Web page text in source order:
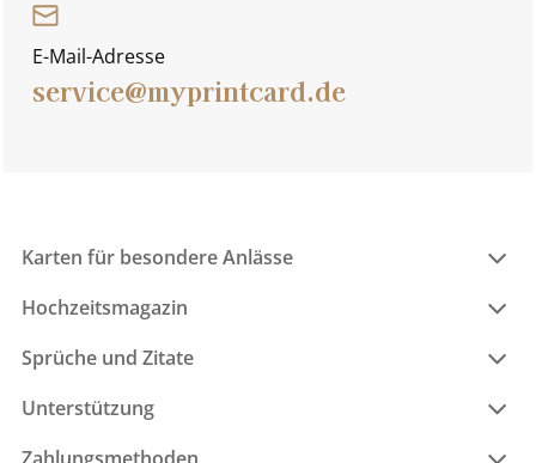
E-Mail-Adresse
service@myprintcard.de
Karten für besondere Anlässe
Hochzeitsmagazin
Sprüche und Zitate
Unterstützung
Zahlungsmethoden